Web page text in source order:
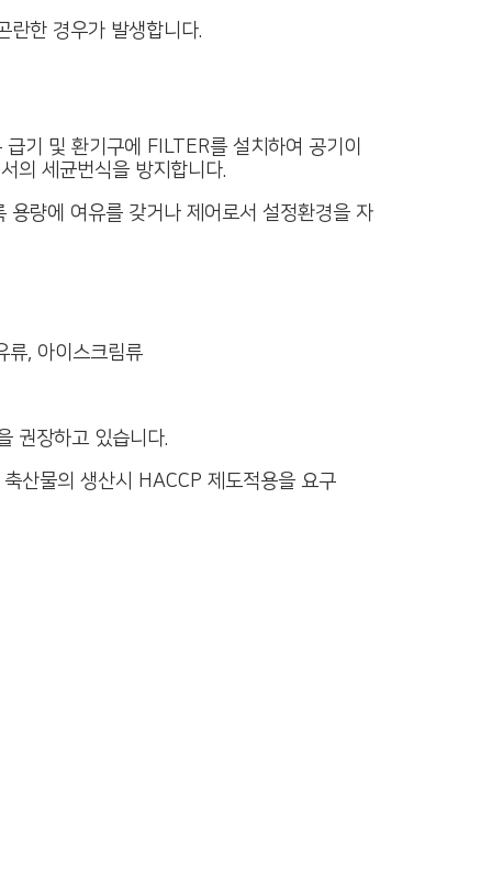
란한 경우가 발생합니다.
기 및 환기구에 FILTER를 설치하여 공기이
의 세균번식을 방지합니다.
량에 여유를 갖거나 제어로서 설정환경을 자
류, 아이스크림류
권장하고 있습니다.
산물의 생산시 HACCP 제도적용을 요구